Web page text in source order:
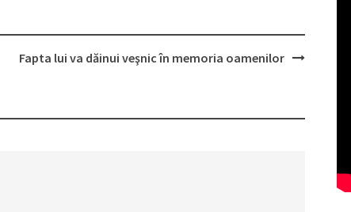
Fapta lui va dăinui veşnic în memoria oamenilor